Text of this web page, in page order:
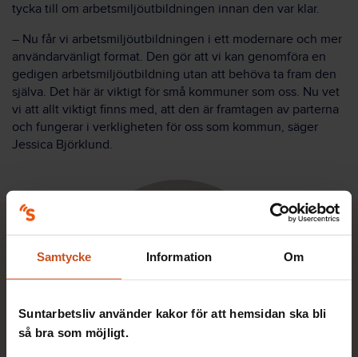
Samtycke Information Om
Suntarbetsliv använder kakor för att hemsidan ska bli
så bra som möjligt.
tycka till om arbetsmiljöutbildningen innan den var klar.
– Nu får vi arbetsmiljöutbildningen i ett modernare och mer
användarvänligt format. Den gör att vi kan genomföra en
gedigen arbetsmiljöutbildning utan att behöva ta fram den
själva. Det här är viktigt för små kommuner som oss. Nu vet
vi att allt viktigt finns med, att den är framtagen av parterna
och fungerar i verkligheten för oss som kommun, säger
Jessica Björklund.